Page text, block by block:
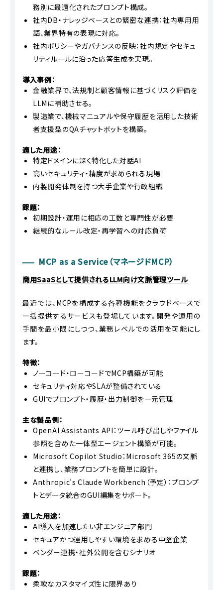
務別に最適化されたプロンプト構成。
社内DB・ナレッジベースとの緊密な連携：社内専用用
語、業界特有の表現に対応。
社内ポリシーやガバナンスの反映：社内規定やセキュ
リティルールに沿った応答生成を実現。
導入事例：
金融業界で、法規制と顧客情報に基づくリスク評価を
LLMに補助させる。
製造業で、機械マニュアルや保守履歴を活用した技術
者支援型のQAチャットボットを構築。
適した用途：
特定ドメインに深く特化した対話AI
高いセキュリティ・精度が求められる現場
内製開発体制を持つ大手企業や行政組織
課題：
初期設計・運用に相応の工数と専門性が必要
継続的なルール改定・再学習への対応負荷
MCP as a Service（マネージドMCP）
商用SaaSとして提供されるLLM向け文脈管理ツール
最近では、MCPを構成する各種機能をクラウドベースで
一括提供するサービスも登場しています。開発や運用の
手間を最小限にしつつ、業務レベルでの活用を可能にし
ます。
特徴：
ノーコード・ローコードでMCP構築が可能
セキュリティ対応やSLAが整備されている
GUIでプロンプト・履歴・出力制御を一元管理
主な製品例：
OpenAI Assistants API：ツール呼び出しやファイル
参照を含めた一体型エージェント構築が可能。
Microsoft Copilot Studio：Microsoft 365の文脈
と連携し、業務プロンプトを簡単に設計。
Anthropic’s Claude Workbench（予定）：プロンプ
トとデータ統合のGUI編集をサポート。
適した用途：
AI導入を加速したい非エンジニア部門
セキュアかつ運用しやすい環境を求める中堅企業
ベンダー連携・社外公開を含むシナリオ
課題：
柔軟なカスタマイズ性に限界あり